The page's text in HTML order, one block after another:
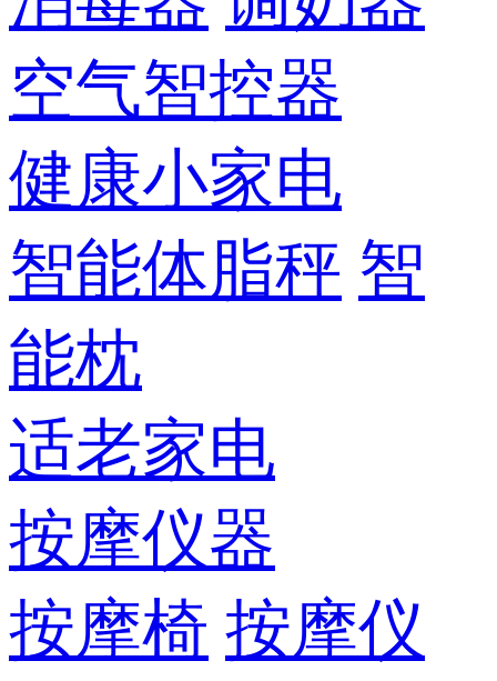
空气智控器
健康小家电
智能体脂秤 智
能枕
适老家电
按摩仪器
按摩椅 按摩仪